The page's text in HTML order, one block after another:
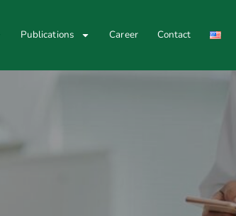
Publications Career Contact